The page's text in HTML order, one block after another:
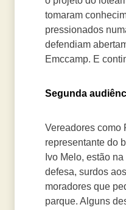
tomaram
pressionados
defendiam
Emccamp. E
Segunda
Vereadores como
representante do
Ivo Melo, estão
defesa, surdos
moradores que
parque. Alguns